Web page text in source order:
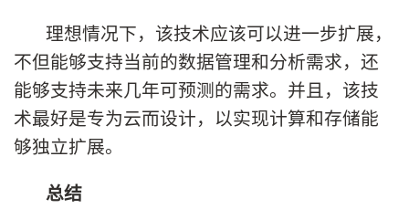
理想情况下，该技术应该可以进一步扩展，
不但能够支持当前的数据管理和分析需求，还
能够支持未来几年可预测的需求。并且，该技
术最好是专为云而设计，以实现计算和存储能
够独立扩展。
总结